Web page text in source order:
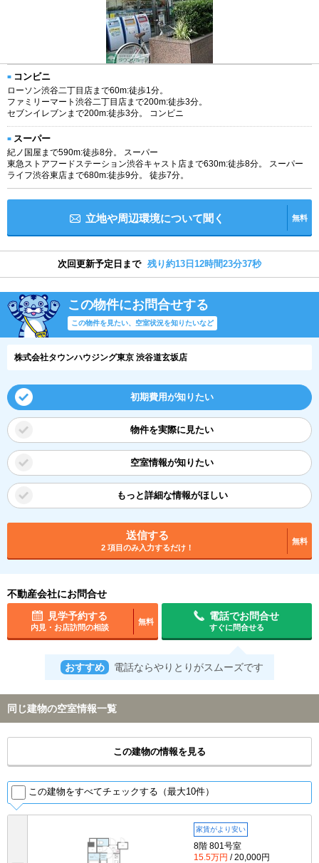
コンビニ
ローソン渋谷二丁目店まで60m:徒歩1分。
ファミリーマート渋谷二丁目店まで200m:徒歩3分。
セブンイレブンまで200m:徒歩3分。 コンビニ
スーパー
紀ノ国屋まで590m:徒歩8分。 スーパー
東急ストアフードステーション渋谷キャスト店まで630m:徒歩8分。 スーパー
ライフ渋谷東店まで680m:徒歩9分。 徒歩7分。
立地や周辺環境について聞く 無料
次回更新予定日まで 残り約13日12時間23分37秒
この物件にお問合せする
この物件を見たい、空室状況を知りたいなど
株式会社タウンハウジング東京 渋谷道玄坂店
初期費用が知りたい
物件を実際に見たい
空室情報が知りたい
もっと詳細な情報がほしい
送信する
2 項目のみ入力するだけ！
無料
不動産会社にお問合せ
見学予約する
内見・お店訪問の相談
無料
電話でお問合せ
すぐに問合せる
おすすめ 電話ならやりとりがスムーズです
同じ建物の空室情報一覧
この建物の情報を見る
この建物をすべてチェックする（最大10件）
家賃がより安い
8階 801号室
15.5万円 / 20,000円